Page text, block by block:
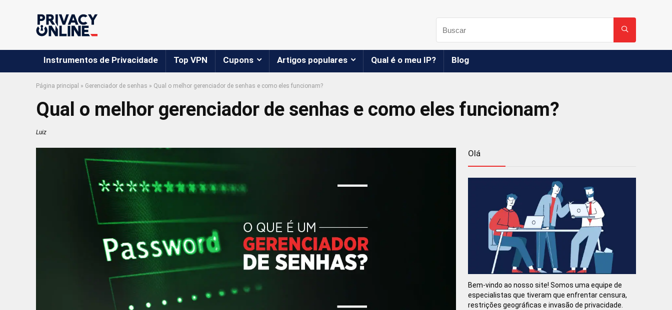
Instrumentos de Privacidade Top VPN Cupons Artigos populares Qual é o meu IP? Blog
Página principal » Gerenciador de senhas » Qual o melhor gerenciador de senhas e como eles funcionam?
Qual o melhor gerenciador de senhas e como eles funcionam?
Luiz
Olá
Bem-vindo ao nosso site! Somos uma equipe de
especialistas que tiveram que enfrentar censura,
restrições geográficas e invasão de privacidade.